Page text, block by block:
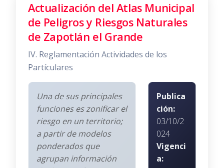
Actualización del Atlas Municipal
de Peligros y Riesgos Naturales
de Zapotlán el Grande
IV. Reglamentación Actividades de los
Partículares
Una de sus principales
funciones es zonificar el
riesgo en un territorio;
a partir de modelos
ponderados que
agrupan información
Publica
ción:
03/10/2
024
Vigenci
a: